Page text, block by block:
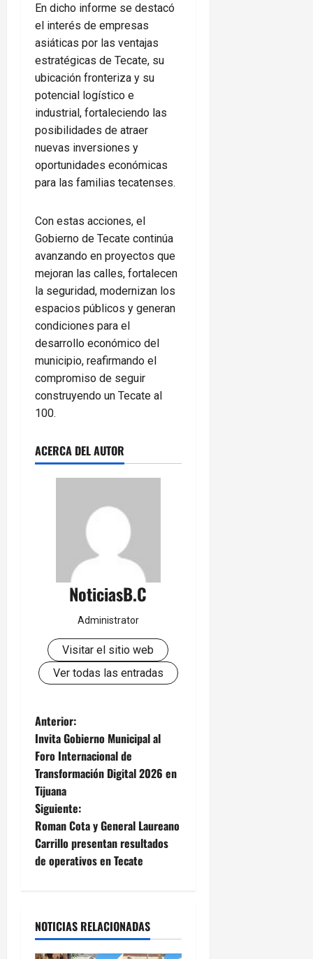
En dicho informe se destacó
el interés de empresas
asiáticas por las ventajas
estratégicas de Tecate, su
ubicación fronteriza y su
potencial logístico e
industrial, fortaleciendo las
posibilidades de atraer
nuevas inversiones y
oportunidades económicas
para las familias tecatenses.
Con estas acciones, el
Gobierno de Tecate continúa
avanzando en proyectos que
mejoran las calles, fortalecen
la seguridad, modernizan los
espacios públicos y generan
condiciones para el
desarrollo económico del
municipio, reafirmando el
compromiso de seguir
construyendo un Tecate al
100.
ACERCA DEL AUTOR
NoticiasB.C
Administrator
Visitar el sitio web
Ver todas las entradas
N
a
v
e
g
a
i
Anterior:
Invita Gobierno Municipal al
Foro Internacional de
Transformación Digital 2026 en
Tijuana
Siguiente:
Roman Cota y General Laureano
Carrillo presentan resultados
de operativos en Tecate
NOTICIAS RELACIONADAS